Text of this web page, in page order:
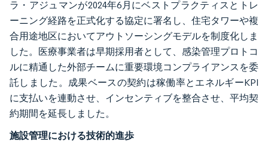
ラ・アジュマンが2024年6月にベストプラクティスとトレ
ーニング経路を正式化する協定に署名し、住宅タワーや複
合用途地区においてアウトソーシングモデルを制度化しま
した。医療事業者は早期採用者として、感染管理プロトコ
ルに精通した外部チームに重要環境コンプライアンスを委
託しました。成果ベースの契約は稼働率とエネルギーKPI
に支払いを連動させ、インセンティブを整合させ、平均契
約期間を延長しました。
施設管理における技術的進歩